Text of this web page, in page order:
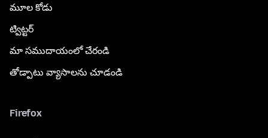
మూల కోడు
ట్విట్టర్
మా సముదాయంలో చేరండి
తోడ్పాటు వ్యాసాలను చూడండి
Firefox